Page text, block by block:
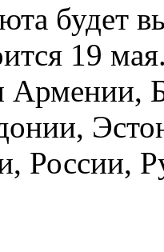
будет
19
Армении,
России,